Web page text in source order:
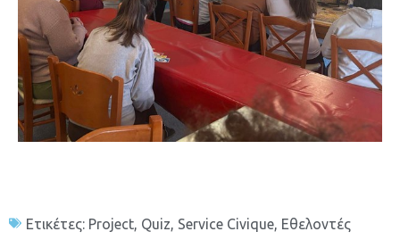
Ετικέτες: Project, Quiz, Service Civique, Εθελοντές